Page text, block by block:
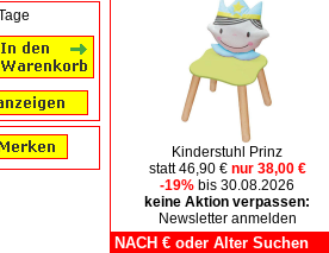
Kinderstuhl Prinz
statt 46,90 €nur 38,00 €
-19% bis 30.08.2026
keine Aktion verpassen:
Newsletter anmelden
NACH € oder Alter Suchen